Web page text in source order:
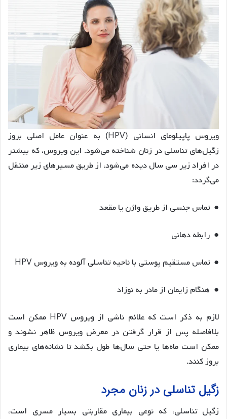
ویروس پاپیلومای انسانی (HPV) به عنوان عامل اصلی بروز
زگیل‌های تناسلی در زنان شناخته می‌شود. این ویروس، که بیشتر
در افراد زیر سی سال دیده می‌شود، از طریق مسیرهای زیر منتقل
می‌گردد:
● تماس جنسی از طریق واژن یا مقعد
● رابطه دهانی
● تماس مستقیم پوستی با ناحیه تناسلی آلوده به ویروس HPV
● هنگام زایمان از مادر به نوزاد
لازم به ذکر است که علائم ناشی از ویروس HPV ممکن است
بلافاصله پس از قرار گرفتن در معرض ویروس ظاهر نشوند و
ممکن است ماه‌ها یا حتی سال‌ها طول بکشد تا نشانه‌های بیماری
بروز کنند.
زگیل تناسلی در زنان مجرد
زگیل تناسلی، که نوعی بیماری مقاربتی بسیار مسری است،